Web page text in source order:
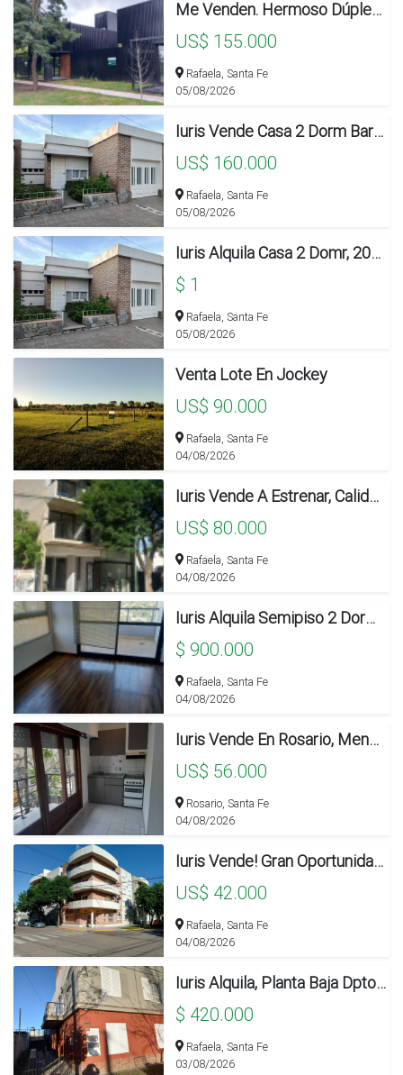
Me Venden. Hermoso Dúplex A Estrenar En Paseo Del Este
US$ 155.000
Rafaela, Santa Fe
05/08/2026
Iuris Vende Casa 2 Dorm Barrio Mosconi
US$ 160.000
Rafaela, Santa Fe
05/08/2026
Iuris Alquila Casa 2 Domr, 200 Ms Parque Y Pileta
$ 1
Rafaela, Santa Fe
05/08/2026
Venta Lote En Jockey
US$ 90.000
Rafaela, Santa Fe
04/08/2026
Iuris Vende A Estrenar, Calidad, Un Dormitorio, Imperdible Moderno!
US$ 80.000
Rafaela, Santa Fe
04/08/2026
Iuris Alquila Semipiso 2 Dormitorios Uno En Suite. Categoría, Sin Cochera
$ 900.000
Rafaela, Santa Fe
04/08/2026
Iuris Vende En Rosario, Mendoza 1416
US$ 56.000
Rosario, Santa Fe
04/08/2026
Iuris Vende! Gran Oportunidad, Alquilado, Excelente Renta
US$ 42.000
Rafaela, Santa Fe
04/08/2026
Iuris Alquila, Planta Baja Dpto 2.
$ 420.000
Rafaela, Santa Fe
03/08/2026